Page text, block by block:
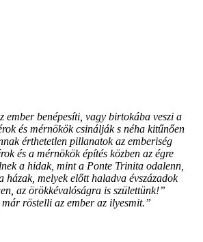
ember benépesíti, vagy birtokába veszi a
és mérnökök csinálják s néha kitűnően
érthetetlen pillanatok az emberiség
és a mérnökök építés közben az égre
a hidak, mint a Ponte Trinita odalenn,
házak, melyek előtt haladva évszázadok
az örökkévalóságra is születtünk!”
röstelli az ember az ilyesmit.”